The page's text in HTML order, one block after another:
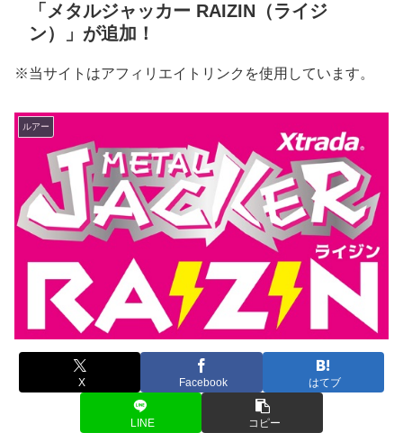
「メタルジャッカー RAIZIN（ライジ
ン）」が追加！
※当サイトはアフィリエイトリンクを使用しています。
ルアー
X Facebook はてブ
LINE コピー